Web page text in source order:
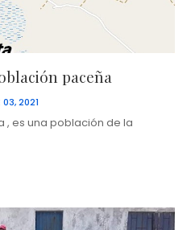
paceña
2021
, es una población de la